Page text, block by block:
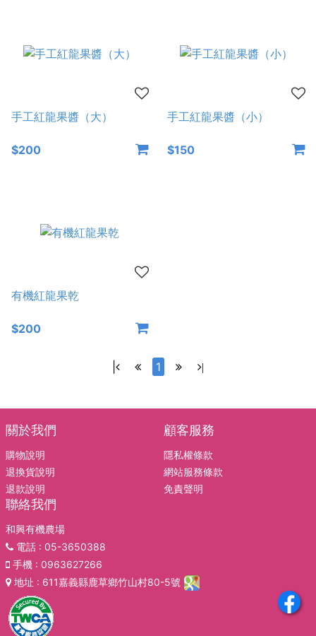
手工紅龍果醬（大）
$200
手工紅龍果醬（小）
$150
有機紅龍果乾
$200
1 |
關於我們
購物說明
退換貨說明
退款說明
顧客服務
隱私權條款
網站服務條款
免責聲明
聯絡我們
和興有機農場
電話: 05-3650388
手機 : 0963627266
地址 : 611嘉義縣鹿草鄉竹山村80-5號